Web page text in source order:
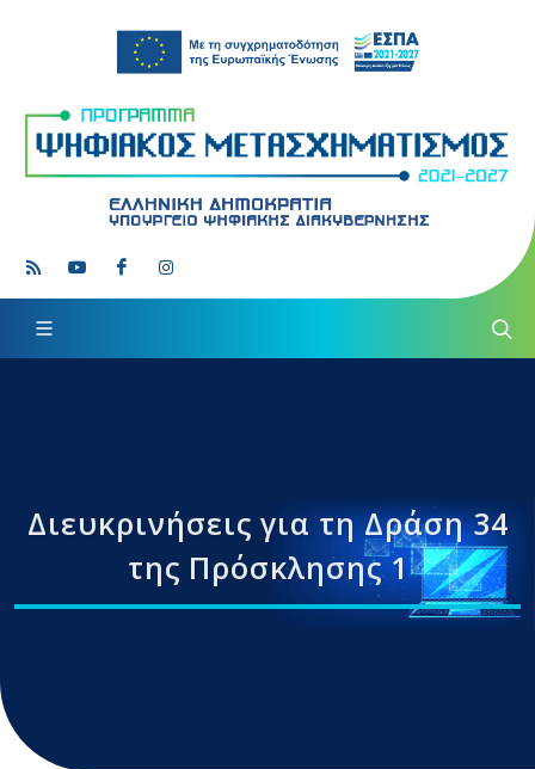
Διευκρινήσεις για τη Δράση 34
της Πρόσκλησης 1